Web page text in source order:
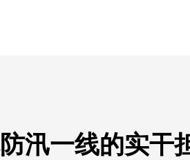
汛一线的实干